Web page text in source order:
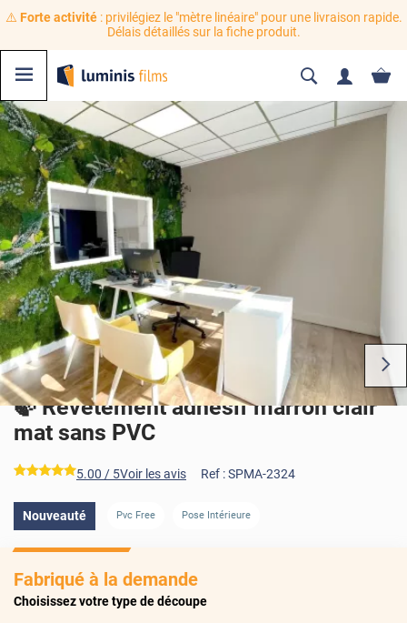
⚠️ Forte activité: privilégiez le "mètre linéaire" pour une livraison rapide.
Délais détaillés sur la fiche produit.
🍃 Revêtement adhésif marron clair
mat sans PVC
*****
5.00 / 5Voir les avis Ref :SPMA-2324
Nouveauté Pvc Free Pose Intérieure
Fabriqué à la demande
Choisissez votre type de découpe